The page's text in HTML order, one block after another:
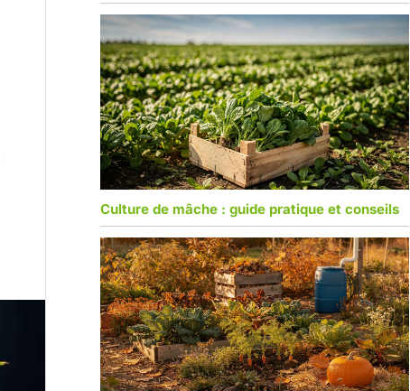
Culture de mâche : guide pratique et conseils